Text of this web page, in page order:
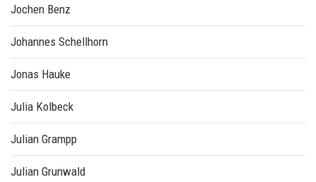
Jochen Benz
Johannes Schellhorn
Jonas Hauke
Julia Kolbeck
Julian Grampp
Julian Grunwald